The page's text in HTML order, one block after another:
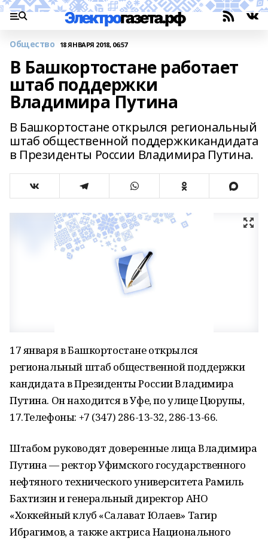
Общество 18 ЯНВАРЯ 2018, 06:57
В Башкортостане работает
штаб поддержки
Владимира Путина
В Башкортостане открылся региональный
штаб общественной поддержкикандидата
в Президенты России Владимира Путина.
17 января в Башкортостане открылся
региональный штаб общественной поддержки
кандидата в Президенты России Владимира
Путина. Он находится в Уфе, по улице Цюрупы,
17.Телефоны: +7 (347) 286-13-32, 286-13-66.
Штабом руководят доверенные лица Владимира
Путина — ректор Уфимского государственного
нефтяного технического университета Рамиль
Бахтизин и генеральный директор АНО
«Хоккейный клуб «Салават Юлаев» Тагир
Ибрагимов, а также актриса Национального